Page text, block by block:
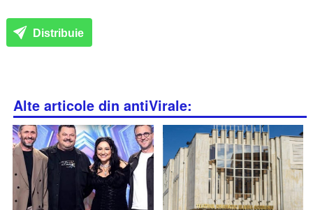
Distribuie
Alte articole din antiVirale: